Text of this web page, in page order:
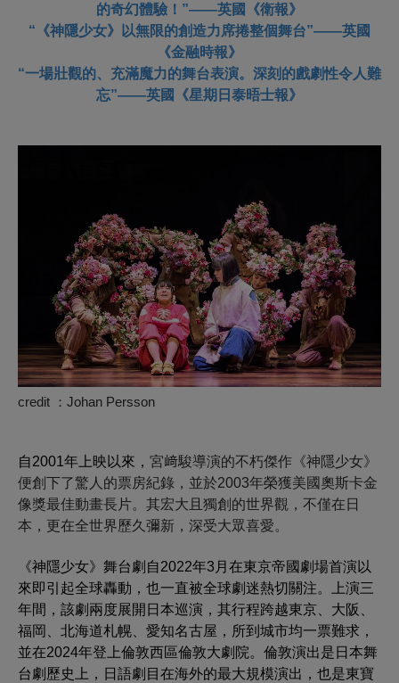
的奇幻體驗！”——英國《衛報》
“《神隱少女》以無限的創造力席捲整個舞台”——英國
《金融時報》
“一場壯觀的、充滿魔力的舞台表演。深刻的戲劇性令人難
忘”——英國《星期日泰晤士報》
credit ：Johan Persson
自2001年上映以來， 宮﨑駿導演的不朽傑作《神隱少女》
便創下了驚人的票房紀錄，並於2003年榮獲美國奧斯卡金
像獎最佳動畫長片。其宏大且獨創的世界觀，不僅在日
本，更在全世界歷久彌新，深受大眾喜愛。
《神隱少女》舞台劇自2022年3月在東京帝國劇場首演以
來即引起全球轟動，也一直被全球劇迷熱切關注。上演三
年間，該劇兩度展開日本巡演，其行程跨越東京、大阪、
福岡、北海道札幌、愛知名古屋，所到城市均一票難求，
並在2024年登上倫敦西區倫敦大劇院。倫敦演出是日本舞
台劇歷史上，日語劇目在海外的最大規模演出，也是東寶